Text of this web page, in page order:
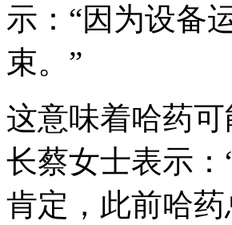
示：“因为设备
束。”
这意味着哈药
长蔡女士表示
肯定，此前哈